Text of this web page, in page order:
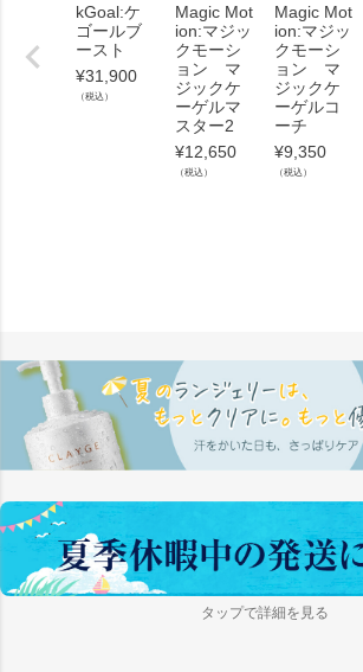
kGoal:ケ
ゴールブ
ースト
¥31,900
（税込）
Magic Mot
ion:マジッ
クモーシ
ョン マ
ジックケ
ーゲルマ
スター2
¥12,650
（税込）
Magic Mot
ion:マジッ
クモーシ
ョン マ
ジックケ
ーゲルコ
ーチ
¥9,350
（税込）
タップで詳細を見る